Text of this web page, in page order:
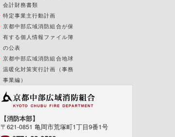
会計財務書類
特定事業主行動計画
京都中部広域消防組合が保
有する個人情報ファイル簿
の公表
京都中部広域消防組合地球
温暖化対策実行計画（事務
事業編）
【消防本部】
〒621-0851 亀岡市荒塚町1丁目9番1号